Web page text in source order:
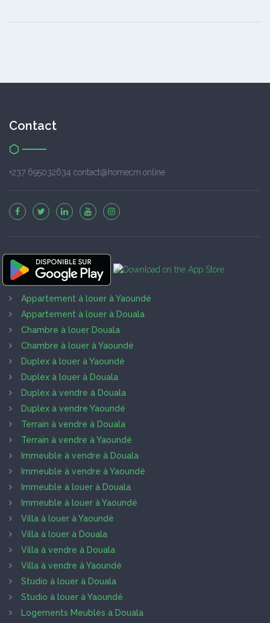
Contact
+237 695032634 contact@homecm.online
Appartement à louer à Yaoundé
Appartement à louer à Douala
Chambre à louer Douala
Chambre à louer à Yaoundé
Duplex à louer à Yaoundé
Duplex à louer à Douala
Duplex à vendre à Douala
Duplex à vendre Yaoundé
Terrain à vendre à Douala
Terrain à vendre à Yaoundé
Immeuble à vendre à Douala
Immeuble à vendre à Yaoundé
Immeuble à louer à Douala
Immeuble à louer à Yaoundé
Villa à louer à Yaoundé
Villa à louer à Douala
Villa à vendre à Douala
Villa à vendre à Yaoundé
Studio à louer à Douala
Studio à louer à Yaoundé
Logements Meublés à Douala